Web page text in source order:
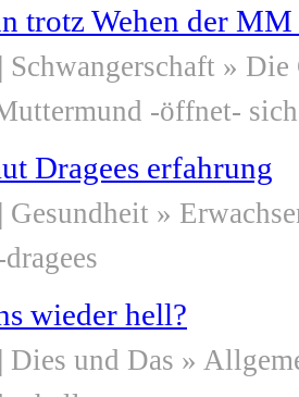
trotz Wehen der
| Schwangerschaft » Die
-öffnet-
Dragees erfahrung
| Gesundheit »
wieder hell?
| Dies und Das »